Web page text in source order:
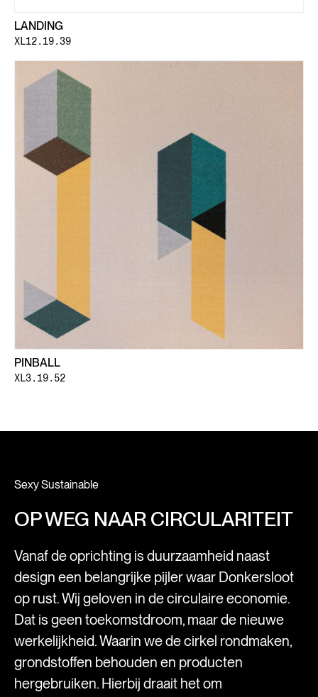
LANDING
XL12.19.39
PINBALL
XL3.19.52
Sexy Sustainable
OP WEG NAAR CIRCULARITEIT
Vanaf de oprichting is duurzaamheid naast
design een belangrijke pijler waar Donkersloot
op rust. Wij geloven in de circulaire economie.
Dat is geen toekomstdroom, maar de nieuwe
werkelijkheid. Waarin we de cirkel rondmaken,
grondstoffen behouden en producten
hergebruiken. Hierbij draait het om